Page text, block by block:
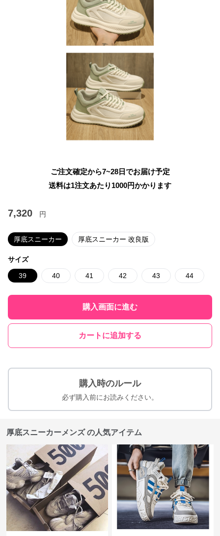
ご注文確定から7~28日でお届け予定
送料は1注文あたり 1000円かかります
7,320 円
厚底スニーカー 厚底スニーカー 改良版
サイズ
39 40 41 42 43 44
購入画面に進む
カートに追加する
購入時のルール
必ず購入前にお読みください。
厚底スニーカーメンズ の人気アイテム